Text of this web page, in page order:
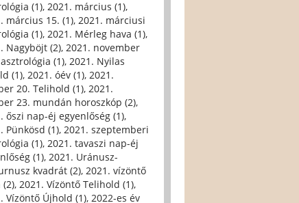
(1), 2021. március (1),
március 15. (1), 2021. márciusi
(1), 2021. Mérleg hava (1),
Nagyböjt (2), 2021. november
(1), 2021. Nyilas
(1), 2021. óév (1), 2021.
20. Telihold (1), 2021.
23. mundán horoszkóp (2),
őszi nap-éj egyenlőség (1),
Pünkösd (1), 2021. szeptemberi
(1), 2021. tavaszi nap-éj
(1), 2021. Uránusz-
kvadrát (2), 2021. vízöntő
(2), 2021. Vízöntő Telihold (1),
Vízöntő Újhold (1), 2022-es év